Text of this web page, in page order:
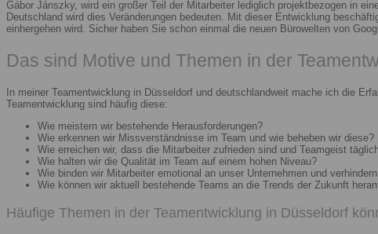
Gábor Jánszky, wird ein großer Teil der Mitarbeiter lediglich projektbezogen in
Deutschland wird dies Veränderungen bedeuten. Mit dieser Entwicklung
einhergehen wird. Sicher haben Sie schon einmal die neuen Bürowelten von
Das sind Motive und Themen in der
In meiner Teamentwicklung in Düsseldorf und deutschlandweit mache ich die
Teamentwicklung sind häufig diese:
Wie meistern wir bestehende Herausforderungen?
Wie erkennen wir Missverständnisse im Team und wie beheben wir diese?
Wie erreichen wir, dass die Mitarbeiter zufrieden sind und Teamgeist
Wie halten wir die Qualität im Team auf einem hohen Niveau?
Wie binden wir Mitarbeiter emotional an unser Unternehmen und
Wie können wir aktuell bestehende Teams an die Trends der Zukunft
Häufige Themen in der Teamentwicklung in Düsseldorf